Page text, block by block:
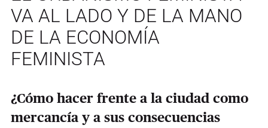
VA AL LADO Y DE LA MANO
DE LA ECONOMÍA
FEMINISTA
¿Cómo hacer frente a la ciudad como
mercancía y a sus consecuencias